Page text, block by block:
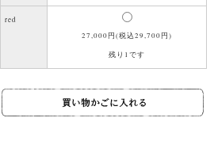
red
27,000円(税込29,700円)
残り1です